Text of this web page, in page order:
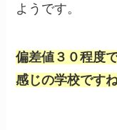
ようです。
偏差値３０程度
感じの学校ですね